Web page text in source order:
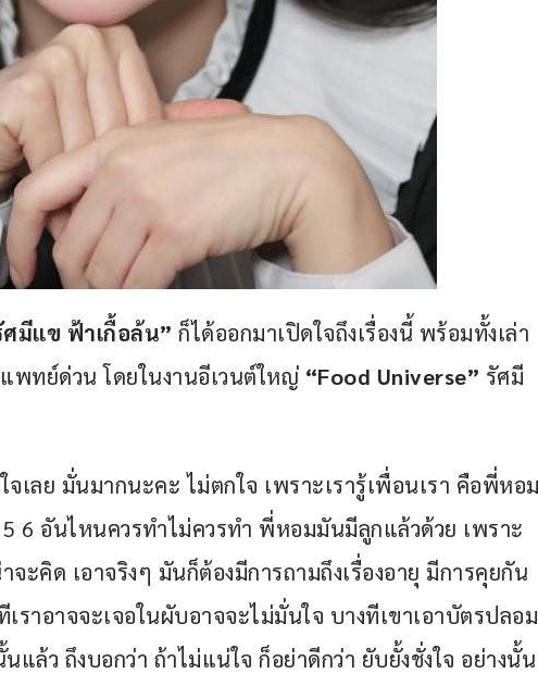
ศมีแข ฟ้าเกื้อล้น” ก็ได้ออกมาเปิดใจถึงเรื่องนี้ พร้อมทั้งเล่า
พทย์ด่วน โดยในงานอีเวนต์ใหญ่ “Food Universe” รัศมี
จเลย มั่นมากนะคะ ไม่ตกใจ เพราะเรารู้เพื่อนเรา คือพี่หอม
6 อันไหนควรทำไม่ควรทำ พี่หอมมันมีลูกแล้วด้วย เพราะ
จะคิด เอาจริงๆ มันก็ต้องมีการถามถึงเรื่องอายุ มีการคุยกัน
าอาจจะเจอในผับอาจจะไม่มั่นใจ บางทีเขาเอาบัตรปลอม
ล้ว ถึงบอกว่า ถ้าไม่แน่ใจ ก็อย่าดีกว่า ยับยั้งชั่งใจ อย่างนั้น